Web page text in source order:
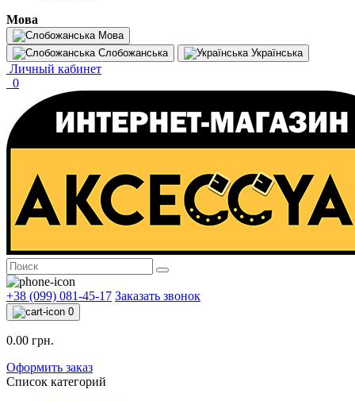
Мова
Мова
Слобожанська
Українська
Личный кабинет
0
+38 (099) 081-45-17 Заказать звонок
0
0.00 грн.
Оформить заказ
Список категорий